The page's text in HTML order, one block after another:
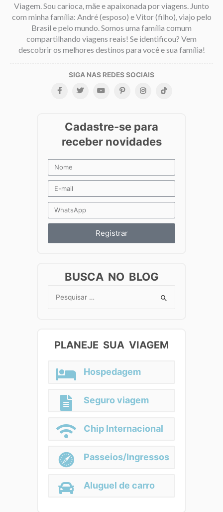
Viagem. Sou carioca, mãe e apaixonada por viagens. Junto
com minha família: André (esposo) e Vitor (filho), viajo pelo
Brasil e pelo mundo. Somos uma família comum
compartilhando viagens reais! Se identificou? Vem
descobrir os melhores destinos para você e sua família!
Registrar
BUSCA NO BLOG
Search
PLANEJE SUA VIAGEM
Hospedagem
Seguro viagem
Chip Internacional
Passeios/Ingressos
Aluguel de carro